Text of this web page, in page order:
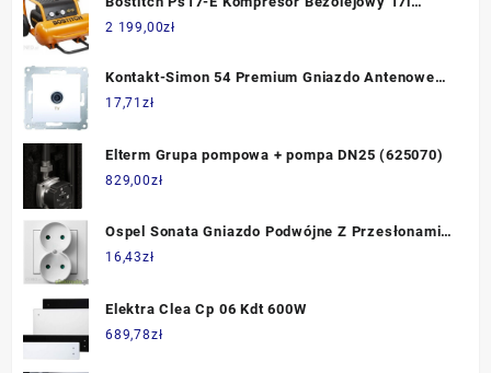
13.8bar PS17E
2 199,00zł
Kontakt-Simon 54 Premium Gniazdo Antenowe
TV Pojedyncze Białę DAK1.01/11
17,71 zł
Elterm Grupa pompowa + pompa DN25 (625070)
829,00zł
Ospel Sonata Gniazdo Podwójne Z Przesłonami
Komplet Ecru Gp-2Rp/27
16,43zł
Elektra Clea Cp 06 Kdt 600W
689,78zł